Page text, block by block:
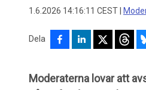
1.6.2026 14:16:11 CEST
Dela
Moderaterna lovar att